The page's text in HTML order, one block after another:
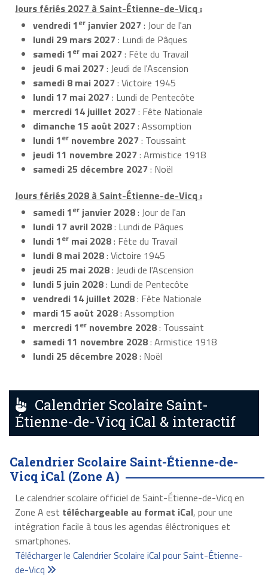
Jours fériés 2027 à Saint-Étienne-de-Vicq :
vendredi 1er janvier 2027: Jour de l'an
lundi 29 mars 2027: Lundi de Pâques
samedi 1er mai 2027: Fête du Travail
jeudi 6 mai 2027: Jeudi de l'Ascension
samedi 8 mai 2027: Victoire 1945
lundi 17 mai 2027: Lundi de Pentecôte
mercredi 14 juillet 2027: Fête Nationale
dimanche 15 août 2027: Assomption
lundi 1er novembre 2027: Toussaint
jeudi 11 novembre 2027: Armistice 1918
samedi 25 décembre 2027: Noël
Jours fériés 2028 à Saint-Étienne-de-Vicq :
samedi 1er janvier 2028: Jour de l'an
lundi 17 avril 2028: Lundi de Pâques
lundi 1er mai 2028: Fête du Travail
lundi 8 mai 2028: Victoire 1945
jeudi 25 mai 2028: Jeudi de l'Ascension
lundi 5 juin 2028: Lundi de Pentecôte
vendredi 14 juillet 2028: Fête Nationale
mardi 15 août 2028: Assomption
mercredi 1er novembre 2028: Toussaint
samedi 11 novembre 2028: Armistice 1918
lundi 25 décembre 2028: Noël
Calendrier Scolaire Saint-
Étienne-de-Vicq iCal & interactif
Calendrier Scolaire Saint-Étienne-de-
Vicq iCal (Zone A)
Le calendrier scolaire officiel de Saint-Étienne-de-Vicq en
Zone A est téléchargeable au format iCal, pour une
intégration facile à tous les agendas éléctroniques et
smartphones.
Télécharger le Calendrier Scolaire iCal pour Saint-Étienne-
de-Vicq